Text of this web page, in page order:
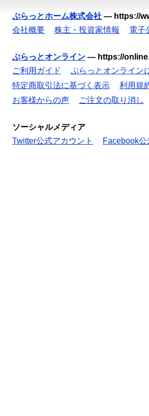
ぷらっとホーム株式会社 — https://
会社概要
株主・投資家情報 電子
ぷらっとオンライン — https://
ご利用ガイド
ぷらっとオンライン
特定商取引法に基づく表示
利用規
お客様からの声
ご注文の取り消し
ソーシャルメディア
Twitter公式アカウント
Facebook公